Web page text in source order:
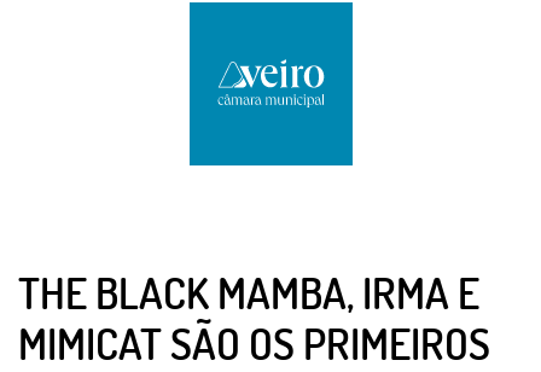
THE BLACK MAMBA, IRMA E
MIMICAT SÃO OS PRIMEIROS